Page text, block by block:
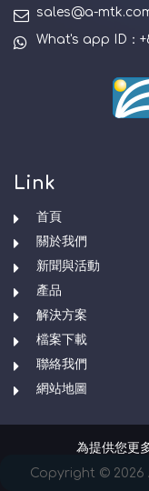
為提供您更
sales@a-
What's app ID：
Link
首頁
關於我們
新聞與活動
產品
解決方案
檔案下載
聯絡我們
網站地圖
Copyright © 2026